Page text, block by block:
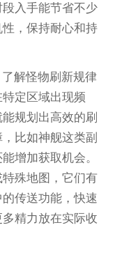
入手能节省不少
，保持耐心和持
解怪物刷新规律
定区域出现频
规划出高效的刷
比如神舰这类副
增加获取机会。
殊地图，它们有
传送功能，快速
精力放在实际收